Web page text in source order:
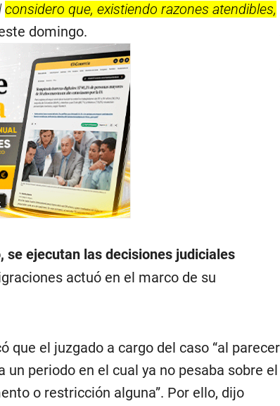
considero que, existiendo razones atendibles,
domingo.
se ejecutan las decisiones judiciales
actuó en el marco de su
que el juzgado a cargo del caso “al parecer
periodo en el cual ya no pesaba sobre el
o restricción alguna”. Por ello, dijo